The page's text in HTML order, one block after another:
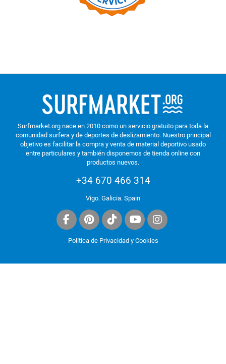
Surfmarket.org nace en 2010 como un servicio gratuito para toda la
comunidad surfera y de deportes de deslizamiento. Nuestro principal
objetivo es facilitar la compra y venta de material deportivo usado
entre particulares y también disponemos de tienda online con
productos nuevos.
+34 670 466 314
Vigo. Galicia. Spain
Política de Privacidad y Cookies